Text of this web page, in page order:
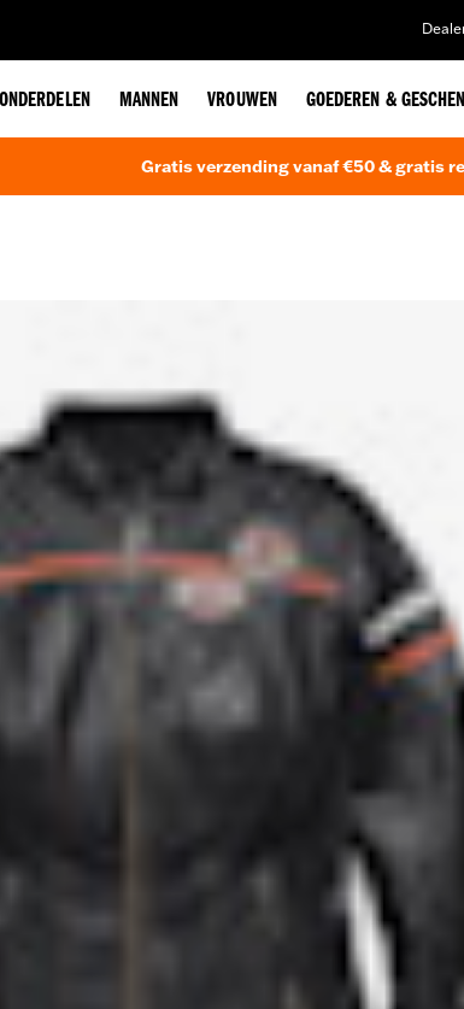
ONDERDELEN MANNEN VROUWEN GOEDEREN &
Gratis verzending vanaf €50 & gratis